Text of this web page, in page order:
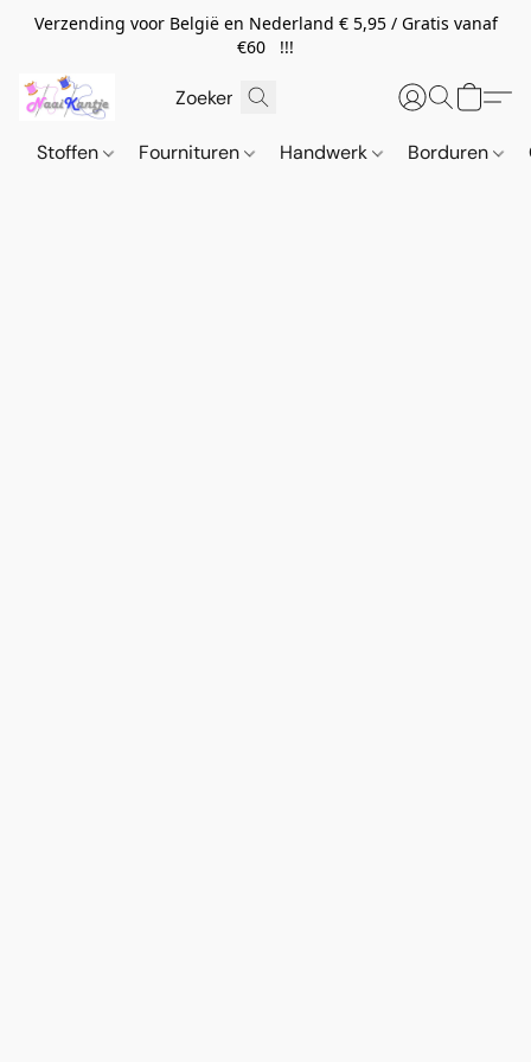
Verzending voor België en Nederland € 5,95 / Gratis vanaf
€60 !!!
Stoffen Fournituren Handwerk Borduren